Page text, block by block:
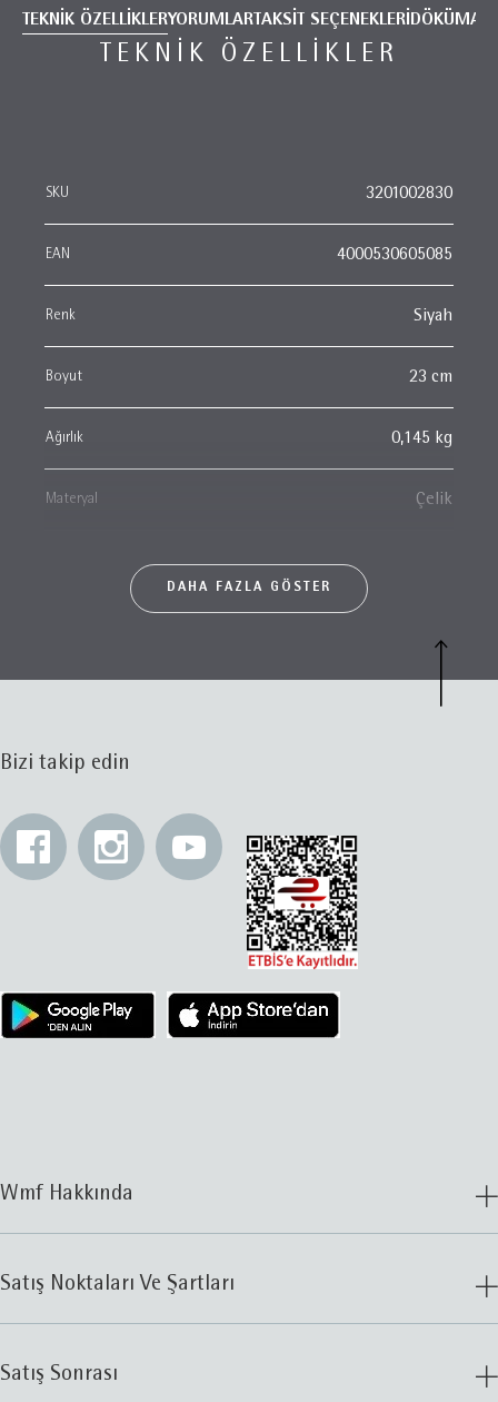
TEKNİK ÖZELLİKLERYORUMLAR TAKSİT SEÇENEKLERİ
TEKNIK ÖZELLIKLER
SKU 3201002830
EAN 4000530605085
Renk Siyah
Boyut 23 cm
Ağırlık 0,145 kg
Materyal Çelik
DAHA FAZLA GÖSTER
Bizi takip edin
Wmf Hakkında
Satış Noktaları Ve Şartları
Satış Sonrası